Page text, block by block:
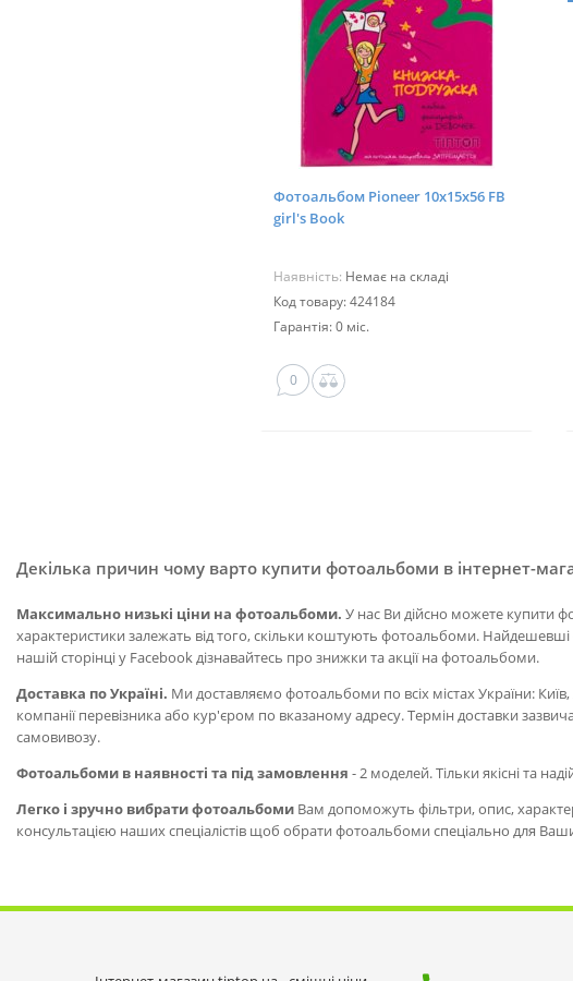
Фотоальбом Pioneer 10x15x56 FB
girl's Book
Наявність: Немає на складі
Код товару: 424184
Гарантія: 0 міс.
0
Декілька причин чому варто купити фотоальбоми в інтернет-
Максимально низькі ціни на фотоальбоми. У нас Ви дійсно можете купити
характеристики залежать від того, скільки коштують фотоальбоми.
нашій сторінці у Facebook дізнавайтесь про знижки та акції на фотоальбоми.
Доставка по Україні. Ми доставляємо фотоальбоми по всіх містах України:
компанії перевізника або кур'єром по вказаному адресу. Термін доставки
самовивозу.
Фотоальбоми в наявності та під замовлення - 2 моделей. Тільки якісні та
Легко і зручно вибрати фотоальбоми Вам допоможуть фільтри, опис,
консультацією наших спеціалістів щоб обрати фотоальбоми спеціально для